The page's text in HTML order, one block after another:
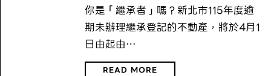
你是「繼承者」嗎？新北市115年度逾
期未辦理繼承登記的不動產，將於4月1
日由起由…
READ MORE